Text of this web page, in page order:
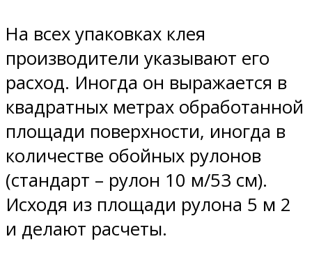
На всех упаковках клея
производители указывают его
расход. Иногда он выражается в
квадратных метрах обработанной
площади поверхности, иногда в
количестве обойных рулонов
(стандарт – рулон 10 м/53 см).
Исходя из площади рулона 5 м 2
и делают расчеты.